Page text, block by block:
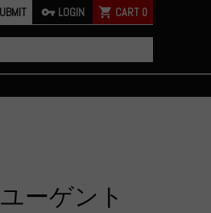
vpn_key LOGIN shopping_cart CART 0
ーゲント